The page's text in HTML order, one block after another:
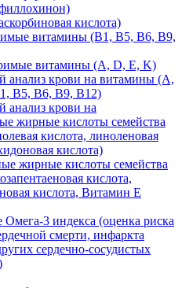
кислота)
витамины (B1, B5, B6, В9,
витамины (A, D, E, K)
анализ крови на витамины (A,
B5, B6, В9, B12)
анализ крови на
жирные кислоты семейства
кислота, линоленовая
кислота)
жирные кислоты семейства
кислота,
кислота, Витамин E
Омега-3 индекса (оценка риска
смерти, инфаркта
сердечно-сосудистых